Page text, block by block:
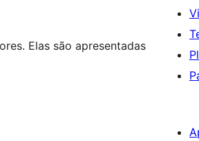
Elas são apresentadas